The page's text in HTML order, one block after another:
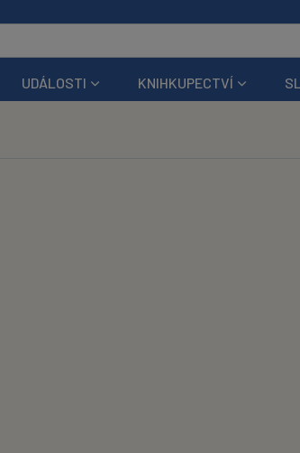
UDÁLOSTI KNIHKUPECTVÍ